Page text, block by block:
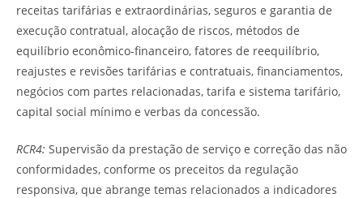
receitas tarifárias e extraordinárias, seguros e garantia de
execução contratual, alocação de riscos, métodos de
equilíbrio econômico-financeiro, fatores de reequilíbrio,
reajustes e revisões tarifárias e contratuais, financiamentos,
negócios com partes relacionadas, tarifa e sistema tarifário,
capital social mínimo e verbas da concessão.
RCR4: Supervisão da prestação de serviço e correção das não
conformidades, conforme os preceitos da regulação
responsiva, que abrange temas relacionados a indicadores